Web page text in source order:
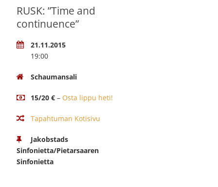
RUSK: ”Time and
continuence”
21.11.2015
19:00
Schaumansali
15/20 € – Osta lippu heti!
Tapahtuman Kotisivu
Jakobstads
Sinfonietta/Pietarsaaren
Sinfonietta